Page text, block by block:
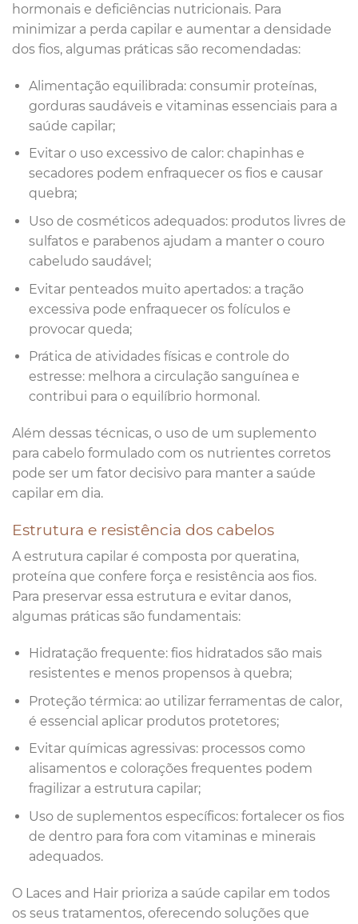
hormonais e deficiências nutricionais. Para
minimizar a perda capilar e aumentar a densidade
dos fios, algumas práticas são recomendadas:
Alimentação equilibrada: consumir proteínas,
gorduras saudáveis e vitaminas essenciais para a
saúde capilar;
Evitar o uso excessivo de calor: chapinhas e
secadores podem enfraquecer os fios e causar
quebra;
Uso de cosméticos adequados: produtos livres de
sulfatos e parabenos ajudam a manter o couro
cabeludo saudável;
Evitar penteados muito apertados: a tração
excessiva pode enfraquecer os folículos e
provocar queda;
Prática de atividades físicas e controle do
estresse: melhora a circulação sanguínea e
contribui para o equilíbrio hormonal.
Além dessas técnicas, o uso de um suplemento
para cabelo formulado com os nutrientes corretos
pode ser um fator decisivo para manter a saúde
capilar em dia.
Estrutura e resistência dos cabelos
A estrutura capilar é composta por queratina,
proteína que confere força e resistência aos fios.
Para preservar essa estrutura e evitar danos,
algumas práticas são fundamentais:
Hidratação frequente: fios hidratados são mais
resistentes e menos propensos à quebra;
Proteção térmica: ao utilizar ferramentas de calor,
é essencial aplicar produtos protetores;
Evitar químicas agressivas: processos como
alisamentos e colorações frequentes podem
fragilizar a estrutura capilar;
Uso de suplementos específicos: fortalecer os fios
de dentro para fora com vitaminas e minerais
adequados.
O Laces and Hair prioriza a saúde capilar em todos
os seus tratamentos, oferecendo soluções que